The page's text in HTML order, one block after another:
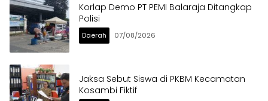
Korlap Demo PT PEMI Balaraja Ditangkap
Polisi
Daerah 07/08/2026
Jaksa Sebut Siswa di PKBM Kecamatan
Kosambi Fiktif